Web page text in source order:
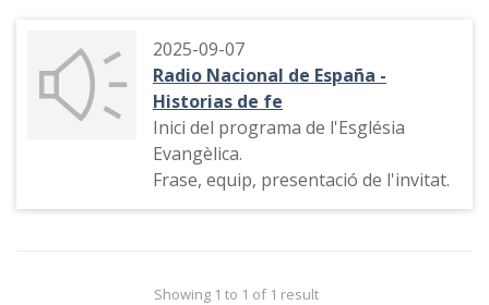
2025-09-07
Radio Nacional de España -
Historias de fe
Inici del programa de l'Església
Evangèlica.
Frase, equip, presentació de l'invitat.
Showing 1 to 1 of 1 result